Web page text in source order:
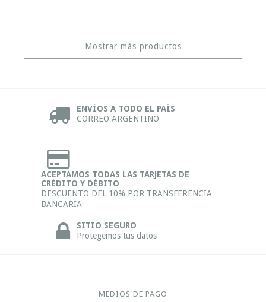
Mostrar más productos
ENVÍOS A TODO EL PAÍS
CORREO ARGENTINO
ACEPTAMOS TODAS LAS TARJETAS DE
CRÉDITO Y DÉBITO
DESCUENTO DEL 10% POR TRANSFERENCIA
BANCARIA
SITIO SEGURO
Protegemos tus datos
MEDIOS DE PAGO